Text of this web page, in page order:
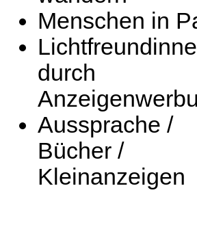
Menschen in
durch
Aussprache /
Bücher /
Kleinanzeigen